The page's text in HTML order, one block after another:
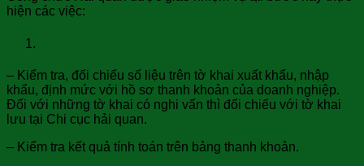
hiện các việc:
– Kiểm tra, đối chiếu số liệu trên tờ khai xuất khẩu, nhập
khẩu, định mức với hồ sơ thanh khoản của doanh nghiệp.
Đối với những tờ khai có nghi vấn thì đối chiếu với tờ khai
lưu tại Chi cục hải quan.
– Kiểm tra kết quả tính toán trên bảng thanh khoản.